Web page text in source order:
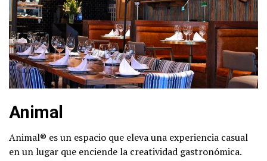
Animal
Animal® es un espacio que eleva una experiencia casual
en un lugar que enciende la creatividad gastronómica.